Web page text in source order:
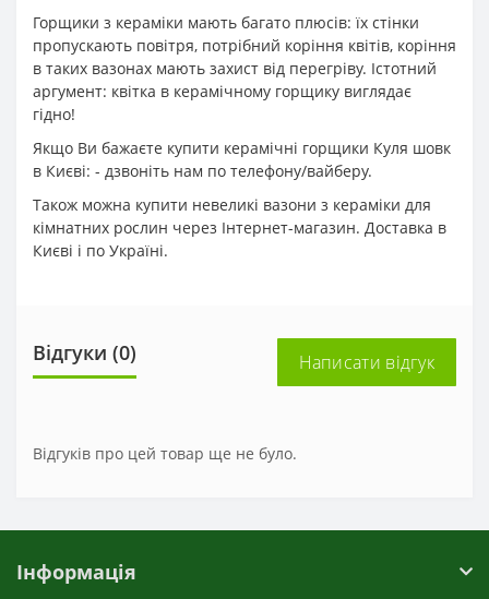
Горщики з кераміки мають багато плюсів: їх стінки
пропускають повітря, потрібний коріння квітів, коріння
в таких вазонах мають захист від перегріву. Істотний
аргумент: квітка в керамічному горщику виглядає
гідно!
Якщо Ви бажаєте купити керамічні горщики Куля шовк
в Києві: - дзвоніть нам по телефону/вайберу.
Також можна купити невеликі вазони з кераміки для
кімнатних рослин через Інтернет-магазин. Доставка в
Києві і по Україні.
Відгуки (0) Написати відгук
Відгуків про цей товар ще не було.
Інформація